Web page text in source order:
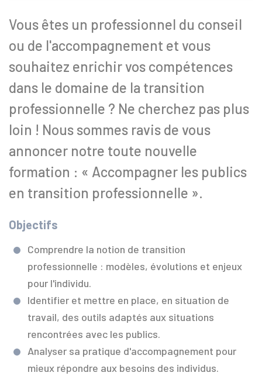
Vous êtes un professionnel du conseil
ou de l'accompagnement et vous
souhaitez enrichir vos compétences
dans le domaine de la transition
professionnelle ? Ne cherchez pas plus
loin ! Nous sommes ravis de vous
annoncer notre toute nouvelle
formation : « Accompagner les publics
en transition professionnelle ».
Objectifs
Comprendre la notion de transition
professionnelle : modèles, évolutions et enjeux
pour l'individu.
Identifier et mettre en place, en situation de
travail, des outils adaptés aux situations
rencontrées avec les publics.
Analyser sa pratique d'accompagnement pour
mieux répondre aux besoins des individus.